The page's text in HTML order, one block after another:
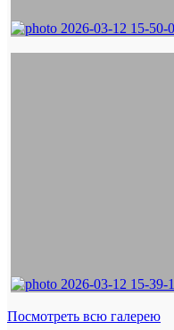
Посмотреть всю галерею